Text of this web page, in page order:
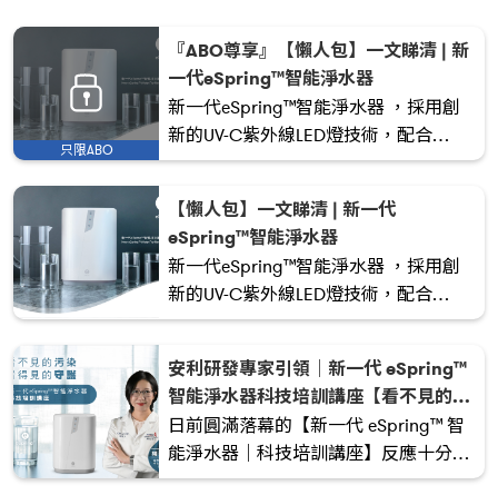
只限ABO
『ABO尊享』【懶人包】一文睇清 | 新
一代eSpring™智能淨水器
新一代eSpring™智能淨水器 ，採用創
新的UV-C紫外線LED燈技術，配合
eSpring™ e3活性碳濾心，有效減少和
我們的工程師和科學家團隊開創先河，
研發了於家居淨水系統中使用的UV-C紫
外線LED燈。喝下第一口，即可以品嚐
到其不同之處！
【懶人包】一文睇清 | 新一代
eSpring™智能淨水器
新一代eSpring™智能淨水器 ，採用創
新的UV-C紫外線LED燈技術，配合
eSpring™ e3活性碳濾心，有效減少和
我們的工程師和科學家團隊開創先河，
研發了於家居淨水系統中使用的UV-C紫
外線LED燈。喝下第一口，即可以品嚐
到其不同之處！
安利研發專家引領｜新一代 eSpring™
智能淨水器科技培訓講座【看不見的污
染，看得見的守護】
日前圓滿落幕的【新一代 eSpring™ 智
能淨水器｜科技培訓講座】反應十分熱
烈！是次講座特別邀請到安利研發專家